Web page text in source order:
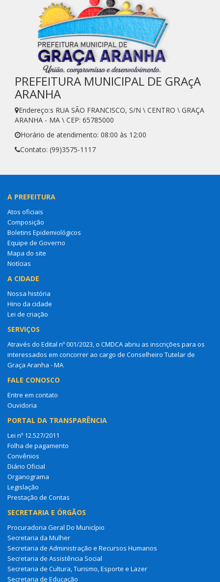
PREFEITURA MUNICIPAL DE GRAçA
ARANHA
Endereço:s RUA SÃO FRANCISCO, S/N \ CENTRO \ GRAÇA
ARANHA - MA \ CEP: 65785000
Horário de atendimento: 08:00 às 12:00
Contato: (99)3575-1117
A PREFEITURA
Atos oficiais
Composição
Boletins Epidemiológicos
Equipe de Governo
Mapa do site
Notícias
A CIDADE
Nossa história
Hino da cidade
Lei de criação
SERVIÇOS
Através do Edital nº 001/2023, o CMDCA abriu as inscrições para os
interessados em concorrer ao cargo de Conselheiro Tutelar de
Graça Aranha - MA
FALE CONOSCO
Entre em contato
Ouvidoria
PORTAL DA TRANSPARÊNCIA
Lei nº 12.527/2011
Folha de pagamento
Convênios
Diário Oficial
Organograma
Legislação
Prestação de Contas
SECRETARIA E ÓRGÃOS
Procuradoria Geral Do Município
Secretaria da Mulher
Secretaria de Administração e Recursos Humanos
Secretaria de Assistência Social
Secretaria de Cultura, Turismo, Esporte e Lazer
Secretaria de Educação